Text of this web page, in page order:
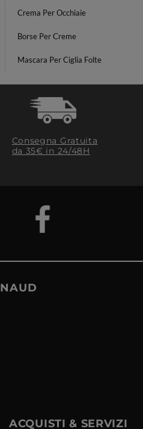
Crema Per Occhiaie
Borse Per Creme
Mascara Per Ciglia Folte
Consegna Gratuita
da 35€​ in 24/48H
ACQUISTI & SERVIZI